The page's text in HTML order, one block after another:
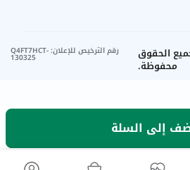
إلى السلة
الحقوق
محفوظة.
رقم الترخيص للإعلان:
Q4FT7HCT-
130325